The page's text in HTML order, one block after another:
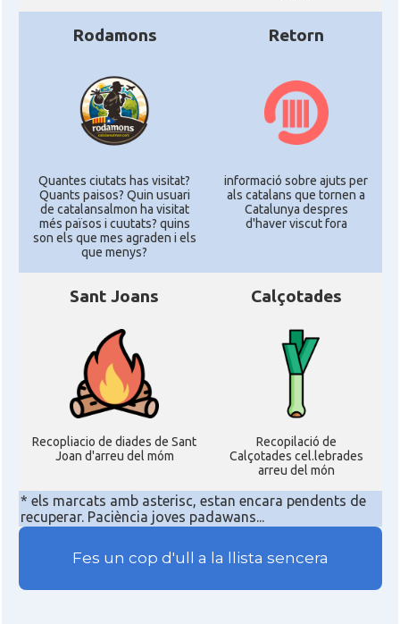
Rodamons
Quantes ciutats has visitat?
Quants paisos? Quin usuari
de catalansalmon ha visitat
més països i cuutats? quins
son els que mes agraden i els
que menys?
Retorn
informació sobre ajuts per
als catalans que tornen a
Catalunya despres
d'haver viscut fora
Sant Joans
Recopliacio de diades de Sant
Joan d'arreu del móm
Calçotades
Recopilació de
Calçotades cel.lebrades
arreu del món
* els marcats amb asterisc, estan encara pendents de
recuperar. Paciència joves padawans...
Fes un cop d'ull a la llista sencera